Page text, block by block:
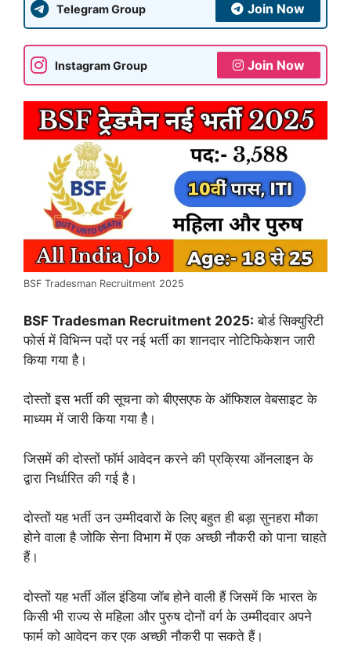
Telegram Group Join Now
Instagram Group Join Now
BSF Tradesman Recruitment 2025
BSF Tradesman Recruitment 2025: बोर्ड सिक्युरिटी
फोर्स में विभिन्न पदों पर नई भर्ती का शानदार नोटिफिकेशन जारी
किया गया है।
दोस्तों इस भर्ती की सूचना को बीएसएफ के ऑफिशल वेबसाइट के
माध्यम में जारी किया गया है।
जिसमें की दोस्तों फॉर्म आवेदन करने की प्रक्रिया ऑनलाइन के
द्वारा निर्धारित की गई है।
दोस्तों यह भर्ती उन उम्मीदवारों के लिए बहुत ही बड़ा सुनहरा मौका
होने वाला है जोकि सेना विभाग में एक अच्छी नौकरी को पाना चाहते
हैं।
दोस्तों यह भर्ती ऑल इंडिया जॉब होने वाली हैं जिसमें कि भारत के
किसी भी राज्य से महिला और पुरुष दोनों वर्ग के उम्मीदवार अपने
फार्म को आवेदन कर एक अच्छी नौकरी पा सकते हैं।